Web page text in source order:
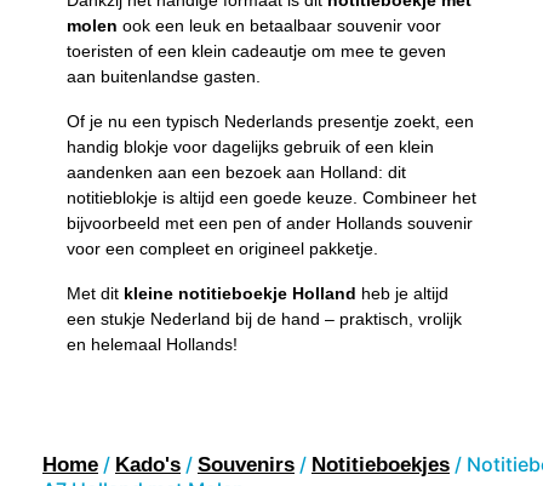
molen ook een leuk en betaalbaar souvenir voor
toeristen of een klein cadeautje om mee te geven
aan buitenlandse gasten.
Of je nu een typisch Nederlands presentje zoekt, een
handig blokje voor dagelijks gebruik of een klein
aandenken aan een bezoek aan Holland: dit
notitieblokje is altijd een goede keuze. Combineer het
bijvoorbeeld met een pen of ander Hollands souvenir
voor een compleet en origineel pakketje.
Met dit kleine notitieboekje Holland heb je altijd
een stukje Nederland bij de hand – praktisch, vrolijk
en helemaal Hollands!
Home / Kado's / Souvenirs / Notitieboekjes /